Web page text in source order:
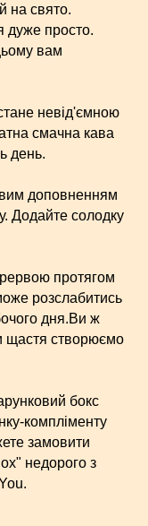
на свято.
дуже просто.
вам
невід'ємною
смачна кава
день.
доповненням
Додайте солодку
протягом
розслабитись
дня.Ви ж
щастя створюємо
бокс
компліменту
замовити
недорого з